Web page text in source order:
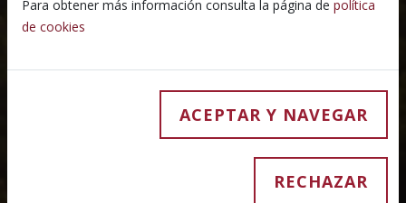
Para obtener más información consulta la página de política
de cookies
ACEPTAR Y NAVEGAR
RECHAZAR